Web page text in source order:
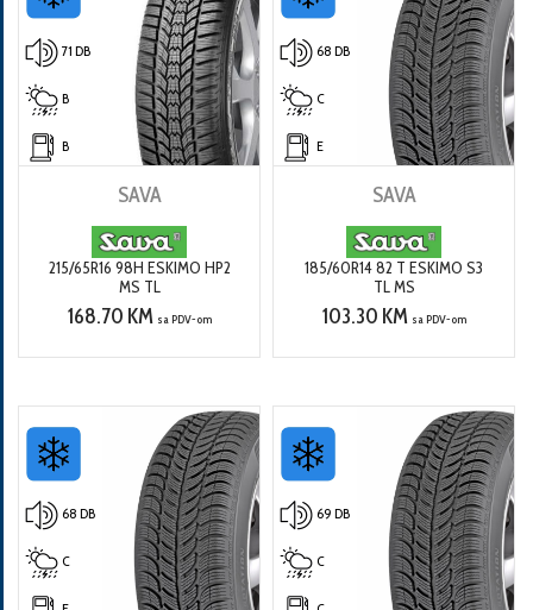
71 DB
B
B
SAVA
215/65R16 98H ESKIMO HP2
MS TL
168.70 KM sa PDV-om
68 DB
C
E
SAVA
185/60R14 82 T ESKIMO S3
TL MS
103.30 KM sa PDV-om
68 DB
C
69 DB
C